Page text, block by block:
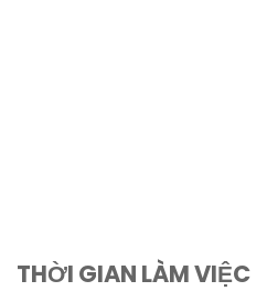
THỜI GIAN LÀM VIỆC